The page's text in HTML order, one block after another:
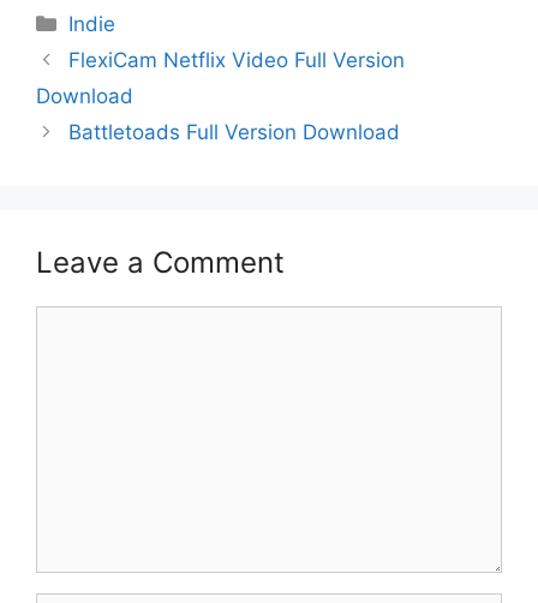
Categories
Indie
FlexiCam Netflix Video Full Version
Download
Battletoads Full Version Download
Leave a Comment